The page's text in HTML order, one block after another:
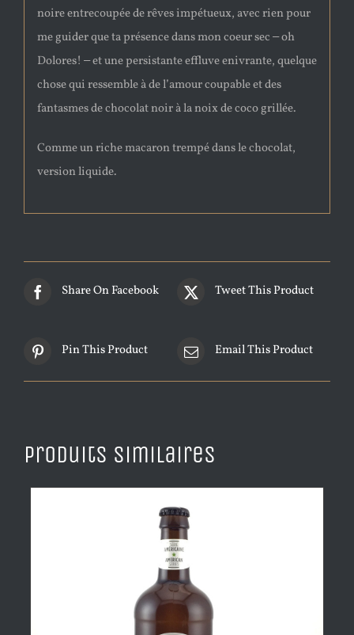
noire entrecoupée de rêves impétueux, avec rien pour
me guider que ta présence dans mon coeur sec ‒ oh
Dolores! ‒ et une persistante effluve enivrante, quelque
chose qui ressemble à de l’amour coupable et des
fantasmes de chocolat noir à la noix de coco grillée.
Comme un riche macaron trempé dans le chocolat,
version liquide.
Share On Facebook Tweet This Product
Pin This Product Email This Product
Produits similaires